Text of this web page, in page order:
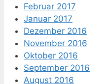
Februar 2017
Januar 2017
Dezember 2016
November 2016
Oktober 2016
September 2016
August 2016